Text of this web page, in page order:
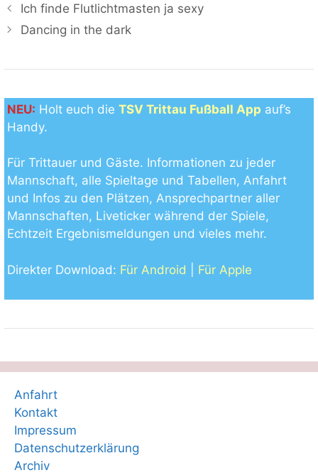
Ich finde Flutlichtmasten ja sexy
Dancing in the dark
NEU: Holt euch die TSV Trittau Fußball App auf’s
Handy.
Für Trittauer und Gäste. Informationen zu jeder
Mannschaft, alle Spieltage und Tabellen, Anfahrt
und Infos zu den Plätzen, Ansprechpartner aller
Mannschaften, Liveticker während der Spiele,
Echtzeit Ergebnismeldungen und vieles mehr.
Direkter Download: Für Android Für Apple
Anfahrt
Kontakt
Impressum
Datenschutzerklärung
Archiv